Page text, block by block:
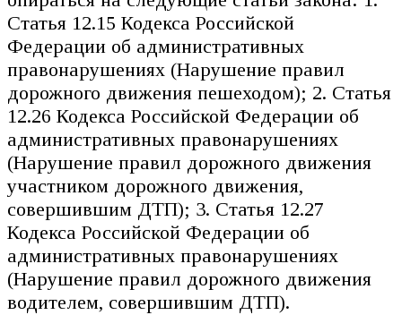
Статья 12.15 Кодекса Российской
Федерации об административных
правонарушениях (Нарушение правил
дорожного движения пешеходом); 2. Статья
12.26 Кодекса Российской Федерации об
административных правонарушениях
(Нарушение правил дорожного движения
участником дорожного движения,
совершившим ДТП); 3. Статья 12.27
Кодекса Российской Федерации об
административных правонарушениях
(Нарушение правил дорожного движения
водителем, совершившим ДТП).